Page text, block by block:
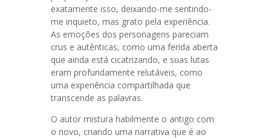
exatamente isso, deixando-me sentindo-
me inquieto, mas grato pela experiência.
As emoções dos personagens pareciam
crus e autênticas, como uma ferida aberta
que ainda está cicatrizando, e suas lutas
eram profundamente relutáveis, como
uma experiência compartilhada que
transcende as palavras.
O autor mistura habilmente o antigo com
o novo, criando uma narrativa que é ao